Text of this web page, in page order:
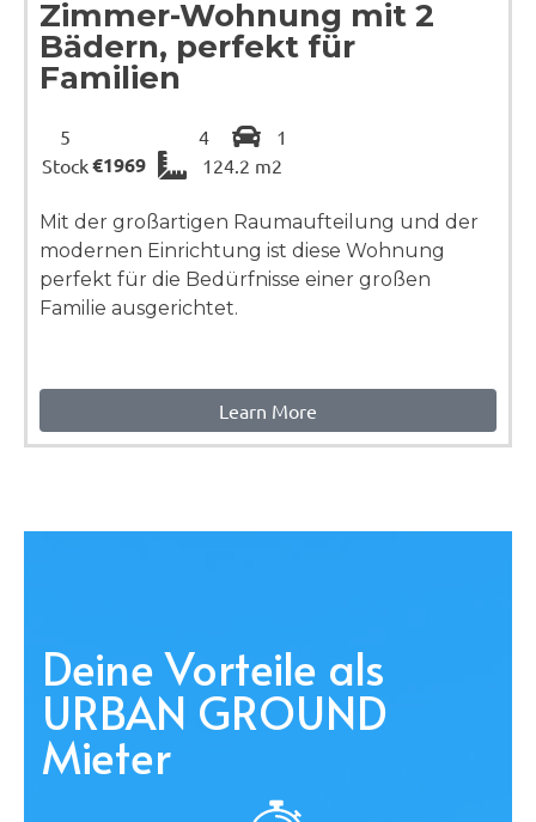
Zimmer-Wohnung mit 2
Bädern, perfekt für
Familien
5
Stock€1969
4
1
124.2 m2
Mit der großartigen Raumaufteilung und der
modernen Einrichtung ist diese Wohnung
perfekt für die Bedürfnisse einer großen
Familie ausgerichtet.
Learn More
Deine Vorteile als
URBAN GROUND
Mieter